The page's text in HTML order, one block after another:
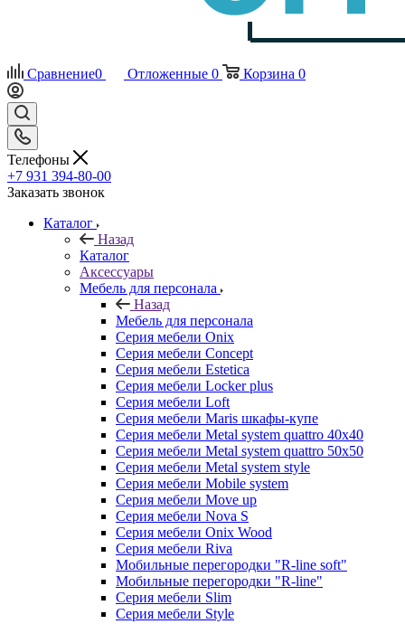
Сравнение0 Отложенные 0 Корзина 0
Телефоны
+7 931 394-80-00
Заказать звонок
Каталог
Назад
Каталог
Аксессуары
Мебель для персонала
Назад
Мебель для персонала
Серия мебели Onix
Серия мебели Concept
Серия мебели Estetica
Серия мебели Locker plus
Серия мебели Loft
Серия мебели Maris шкафы-купе
Серия мебели Metal system quattro 40x40
Серия мебели Metal system quattro 50x50
Серия мебели Metal system style
Серия мебели Mobile system
Серия мебели Move up
Серия мебели Nova S
Серия мебели Onix Wood
Серия мебели Riva
Мобильные перегородки "R-line soft"
Мобильные перегородки "R-line"
Серия мебели Slim
Серия мебели Style